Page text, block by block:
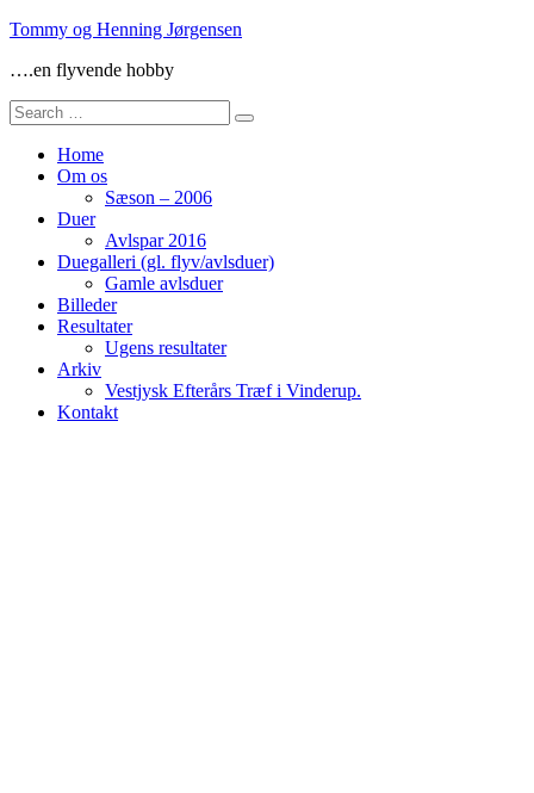
Skip
content
Tommy og Henning Jørgensen
….en flyvende hobby
Search
for:
Home
Om os
Sæson – 2006
Duer
Avlspar 2016
Duegalleri (gl. flyv/avlsduer)
Gamle avlsduer
Billeder
Resultater
Ugens resultater
Arkiv
Vestjysk Efterårs Træf i Vinderup.
Kontakt